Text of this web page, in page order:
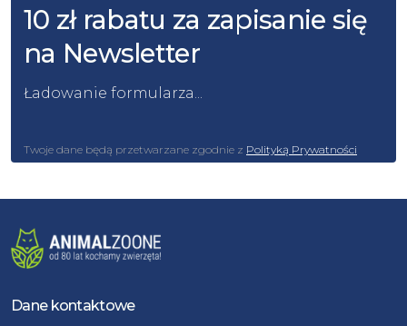
10 zł rabatu za zapisanie się
na Newsletter
Ładowanie formularza...
Twoje dane będą przetwarzane zgodnie z Polityką Prywatności
Dane kontaktowe